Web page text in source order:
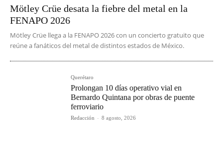
Mötley Crüe desata la fiebre del metal en la
FENAPO 2026
Mötley Crüe llega a la FENAPO 2026 con un concierto gratuito que
reúne a fanáticos del metal de distintos estados de México.
Querétaro
Prolongan 10 días operativo vial en
Bernardo Quintana por obras de puente
ferroviario
Redacción - 8 agosto, 2026